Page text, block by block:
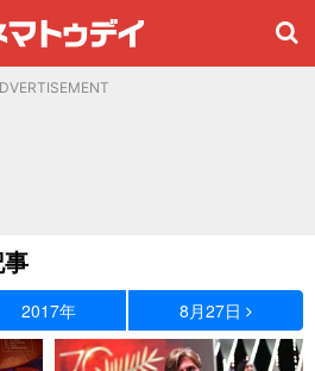
2017年 8月27日